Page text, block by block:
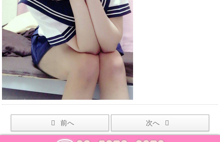
前へ 次へ